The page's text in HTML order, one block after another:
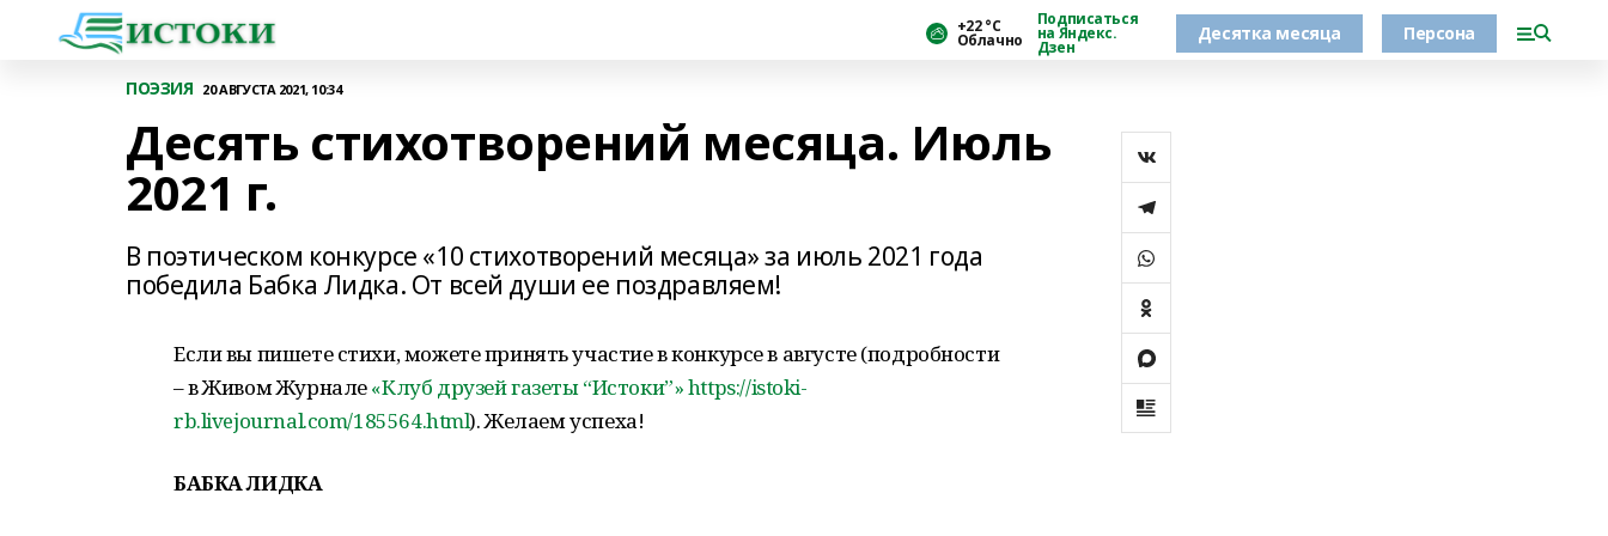
+22 °С
Облачно
Подписаться
на Яндекс.
Дзен
Десятка месяца Персона
ПОЭЗИЯ 20 АВГУСТА 2021, 10:34
Десять стихотворений месяца. Июль
2021 г.
В поэтическом конкурсе «10 стихотворений месяца» за июль 2021 года
победила Бабка Лидка. От всей души ее поздравляем!
Если вы пишете стихи, можете принять участие в конкурсе в августе (подробности
– в Живом Журнале«Клуб друзей газеты “Истоки”»https://istoki-
rb.livejournal.com/185564.html). Желаем успеха!
БАБКА ЛИДКА